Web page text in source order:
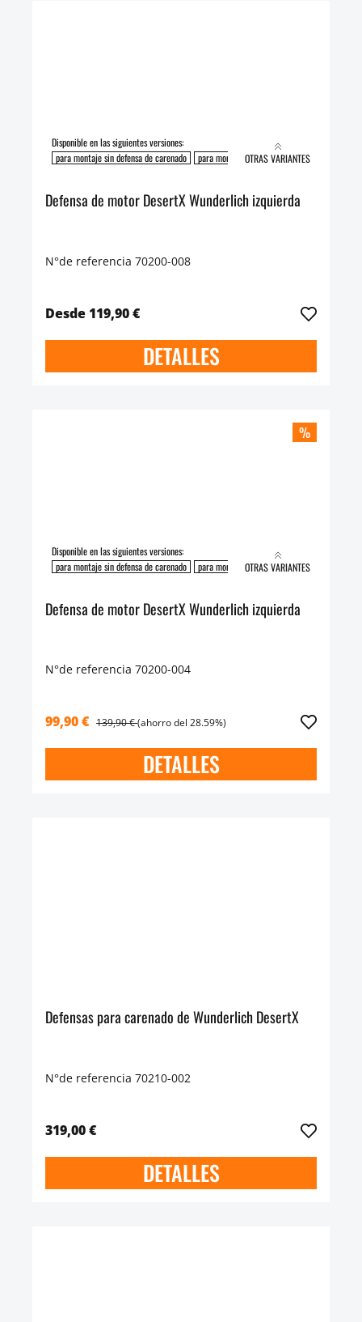
Disponible en las siguientes versiones:
para montaje sin defensa de carenado
para montaje con defensa de carenado
OTRAS VARIANTES
Defensa de motor DesertX Wunderlich izquierda
N°de referencia 70200-008
Desde 119,90 €
DETALLES
%
Disponible en las siguientes versiones:
para montaje sin defensa de carenado
para montaje con defensa de carenado
OTRAS VARIANTES
Defensa de motor DesertX Wunderlich izquierda
N°de referencia 70200-004
99,90 € 139,90 €(ahorro del 28.59%)
DETALLES
Defensas para carenado de Wunderlich DesertX
N°de referencia 70210-002
319,00 €
DETALLES